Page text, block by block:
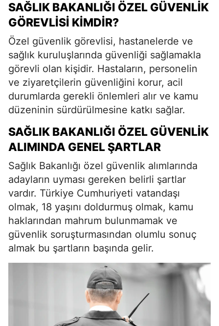
SAĞLIK BAKANLIĞI ÖZEL GÜVENLIK
GÖREVLISI KIMDIR?
Özel güvenlik görevlisi, hastanelerde ve
sağlık kuruluşlarında güvenliği sağlamakla
görevli olan kişidir. Hastaların, personelin
ve ziyaretçilerin güvenliğini korur, acil
durumlarda gerekli önlemleri alır ve kamu
düzeninin sürdürülmesine katkı sağlar.
SAĞLIK BAKANLIĞI ÖZEL GÜVENLIK
ALIMINDA GENEL ŞARTLAR
Sağlık Bakanlığı özel güvenlik alımlarında
adayların uyması gereken belirli şartlar
vardır. Türkiye Cumhuriyeti vatandaşı
olmak, 18 yaşını doldurmuş olmak, kamu
haklarından mahrum bulunmamak ve
güvenlik soruşturmasından olumlu sonuç
almak bu şartların başında gelir.